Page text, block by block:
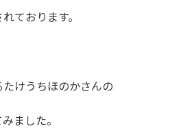
ております。
けうちほのかさんの
ました。